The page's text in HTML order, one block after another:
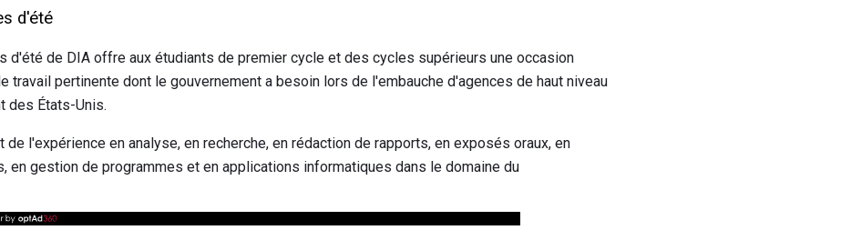
d'été
d'été de DIA offre aux étudiants de premier cycle et des cycles supérieurs une occasion
travail pertinente dont le gouvernement a besoin lors de l'embauche d'agences de haut niveau
des États-Unis.
de l'expérience en analyse, en recherche, en rédaction de rapports, en exposés oraux, en
en gestion de programmes et en applications informatiques dans le domaine du